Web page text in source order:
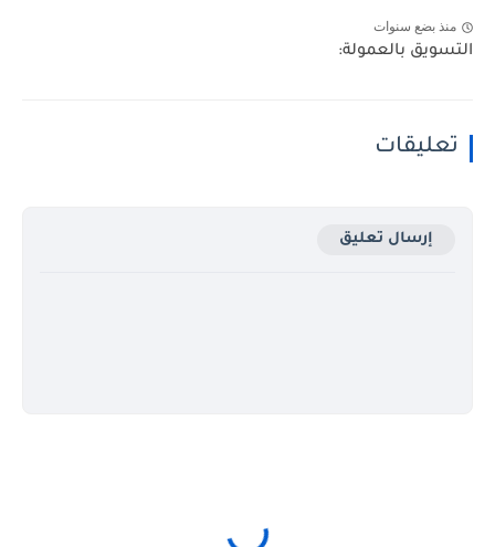
منذ بضع سنوات
التسويق بالعمولة:
تعليقات
إرسال تعليق